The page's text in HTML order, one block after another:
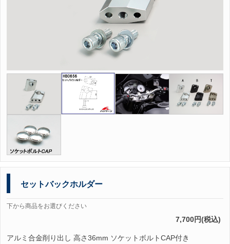
セットバックホルダー
下から商品をお選びください
7,700円(税込)
アルミ合金削り出し 高さ36mm ソケットボルトCAP付き